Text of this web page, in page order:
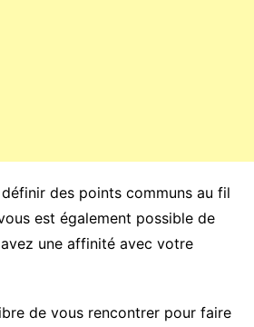
des points communs au fil
est également possible de
une affinité avec votre
de vous rencontrer pour faire